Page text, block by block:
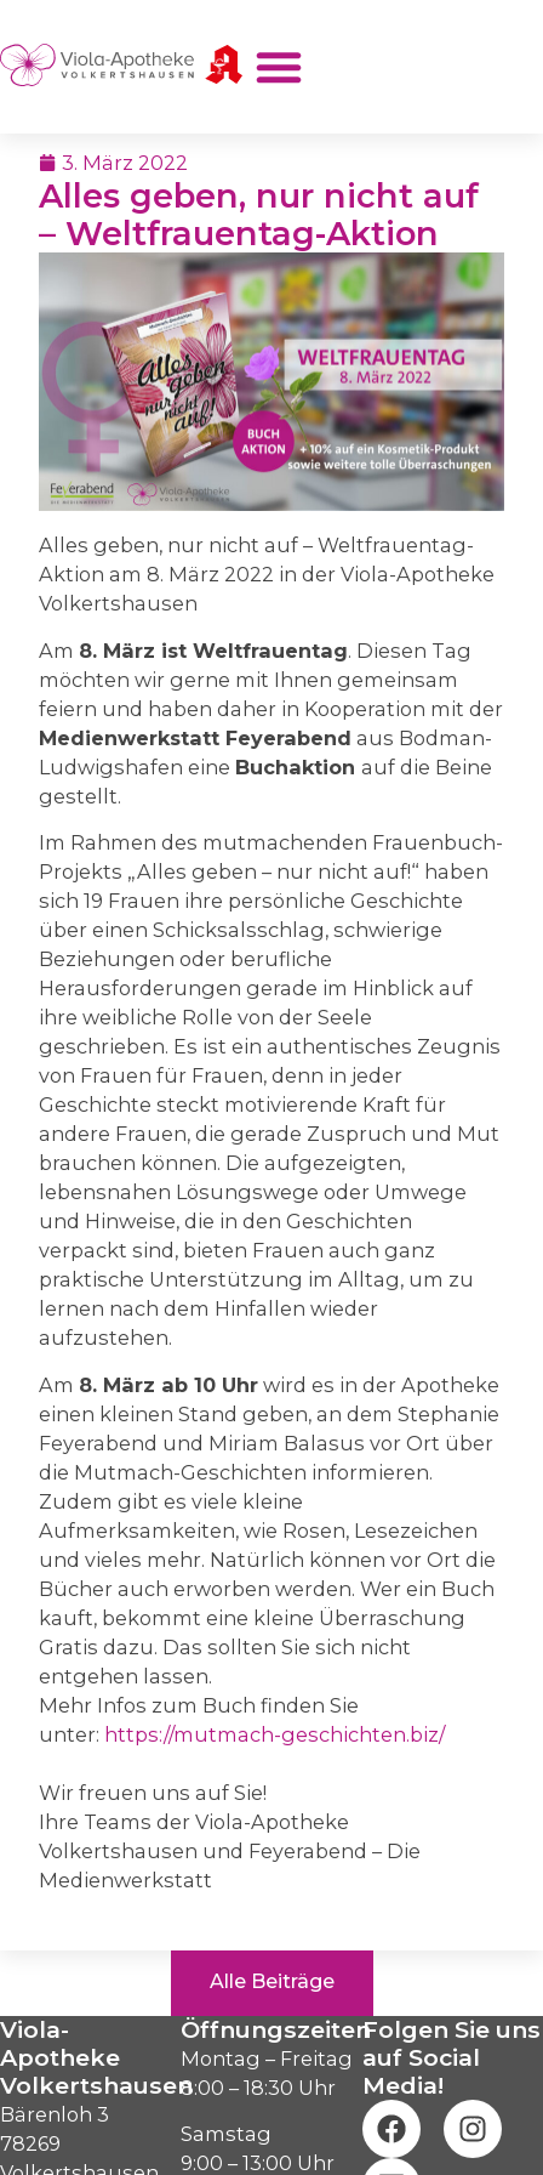
3. März 2022
Alles geben, nur nicht auf
– Weltfrauentag-Aktion
Alles geben, nur nicht auf – Weltfrauentag-
Aktion am 8. März 2022 in der Viola-Apotheke
Volkertshausen
Am 8. März ist Weltfrauentag. Diesen Tag
möchten wir gerne mit Ihnen gemeinsam
feiern und haben daher in Kooperation mit der
Medienwerkstatt Feyerabend aus Bodman-
Ludwigshafen eine Buchaktion auf die Beine
gestellt.
Im Rahmen des mutmachenden Frauenbuch-
Projekts „Alles geben – nur nicht auf!“ haben
sich 19 Frauen ihre persönliche Geschichte
über einen Schicksalsschlag, schwierige
Beziehungen oder berufliche
Herausforderungen gerade im Hinblick auf
ihre weibliche Rolle von der Seele
geschrieben. Es ist ein authentisches Zeugnis
von Frauen für Frauen, denn in jeder
Geschichte steckt motivierende Kraft für
andere Frauen, die gerade Zuspruch und Mut
brauchen können. Die aufgezeigten,
lebensnahen Lösungswege oder Umwege
und Hinweise, die in den Geschichten
verpackt sind, bieten Frauen auch ganz
praktische Unterstützung im Alltag, um zu
lernen nach dem Hinfallen wieder
aufzustehen.
Am 8. März ab 10 Uhr wird es in der Apotheke
einen kleinen Stand geben, an dem Stephanie
Feyerabend und Miriam Balasus vor Ort über
die Mutmach-Geschichten informieren.
Zudem gibt es viele kleine
Aufmerksamkeiten, wie Rosen, Lesezeichen
und vieles mehr. Natürlich können vor Ort die
Bücher auch erworben werden. Wer ein Buch
kauft, bekommt eine kleine Überraschung
Gratis dazu. Das sollten Sie sich nicht
entgehen lassen.
Mehr Infos zum Buch finden Sie
unter: https://mutmach-geschichten.biz/
Wir freuen uns auf Sie!
Ihre Teams der Viola-Apotheke
Volkertshausen und Feyerabend – Die
Medienwerkstatt
Alle Beiträge
Viola-
Apotheke
Volkertshausen
Bärenloh 3
78269
Öffnungszeiten
Montag – Freitag
8:00 – 18:30 Uhr
Samstag
9:00 – 13:00 Uhr
Folgen Sie uns
auf Social
Media!